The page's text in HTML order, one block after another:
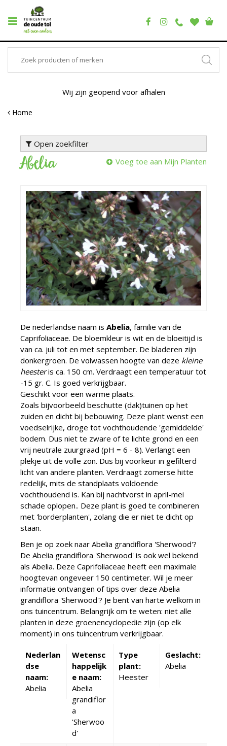
Wij zijn geopend voor afhalen
Home
Open zoekfilter
Abelia Voeg toe aan Mijn Planten
De nederlandse naam is Abelia, familie van de
Caprifoliaceae. De bloemkleur is wit en de bloeitijd is
van ca. juli tot en met september. De bladeren zijn
donkergroen. De volwassen hoogte van deze kleine
heesteris ca. 150 cm. Verdraagt een temperatuur tot
-15 gr. C. Is goed verkrijgbaar.
Geschikt voor een warme plaats.
Zoals bijvoorbeeld beschutte (dak)tuinen op het
zuiden en dicht bij bebouwing. Deze plant wenst een
voedselrijke, droge tot vochthoudende 'gemiddelde'
bodem. Dus niet te zware of te lichte grond en een
vrij neutrale zuurgraad (pH = 6 - 8). Verlangt een
plekje uit de volle zon. Dus bij voorkeur in gefilterd
licht van andere planten. Verdraagt zomerse hitte
redelijk, mits de standplaats voldoende
vochthoudend is. Kan bij nachtvorst in april-mei
schade oplopen.. Deze plant is goed te combineren
met 'borderplanten', zolang die er niet te dicht op
staan.
Ben je op zoek naar Abelia grandiflora 'Sherwood'?
De Abelia grandiflora 'Sherwood' is ook wel bekend
als Abelia. Deze Caprifoliaceae heeft een maximale
hoogtevan ongeveer 150 centimeter. Wil je meer
informatie ontvangen of tips over deze Abelia
grandiflora 'Sherwood'? Je bent van harte welkom in
ons tuincentrum. Belangrijk om te weten: niet alle
planten in deze groenencyclopedie zijn (op elk
moment) in ons tuincentrum verkrijgbaar.
Nederlan
dse
naam:
Abelia
Wetensc
happelijk
e naam:
Abelia
grandiflor
a
'Sherwoo
d'
Type
plant:
Heester
Geslacht:
Abelia